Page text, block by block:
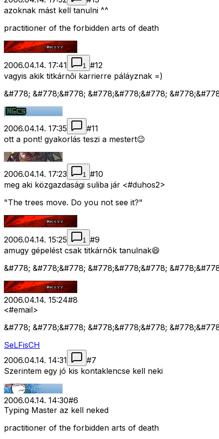
azoknak mást kell tanulni ^^
practitioner of the forbidden arts of death
2006.04.14. 17:41 1 #12
vagyis akik titkárnõi karrierre páláyznak =)
&#778; &#778;&#778; &#778;&#778;&#778;
2006.04.14. 17:35 #11
ott a pont! gyakorlás teszi a mestert😉
2006.04.14. 17:23 1 #10
meg aki közgazdasági suliba jár <#duhos2>
"The trees move. Do you not see it?"
2006.04.14. 15:25 1 #9
amugy gépelést csak titkárnõk tanulnak😄
&#778; &#778;&#778; &#778;&#778;&#778;
2006.04.14. 15:24#8
<#email>
&#778; &#778;&#778; &#778;&#778;&#778;
SeLFisCH
2006.04.14. 14:31
#7
Szerintem egy jó kis kontaklencse kell neki
2006.04.14. 14:30#6
Typing Master az kell neked
practitioner of the forbidden arts of death